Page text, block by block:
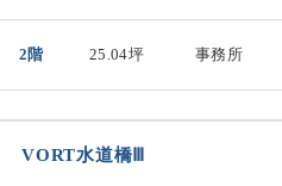
2階 25.04坪 事務所
VORT水道橋Ⅲ